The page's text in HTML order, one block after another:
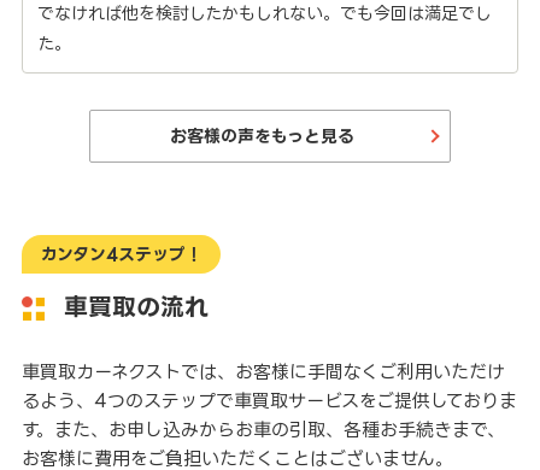
でなければ他を検討したかもしれない。でも今回は満足でし
た。
お客様の声をもっと見る
カンタン4ステップ！
車買取の流れ
車買取カーネクストでは、お客様に手間なくご利用いただけ
るよう、4つのステップで車買取サービスをご提供しておりま
す。また、お申し込みからお車の引取、各種お手続きまで、
お客様に費用をご負担いただくことはございません。